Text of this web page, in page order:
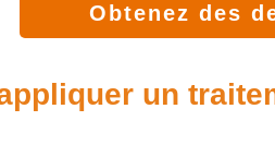
Obtenez des
un